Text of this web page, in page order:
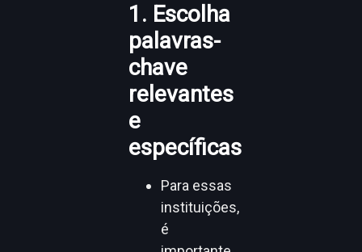
1. Escolha
palavras-
chave
relevantes
e
específicas
Para essas
instituições,
é